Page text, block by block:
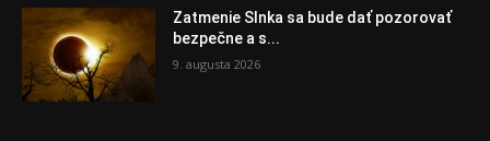
Zatmenie Slnka sa bude dať pozorovať
bezpečne a s...
9. augusta 2026